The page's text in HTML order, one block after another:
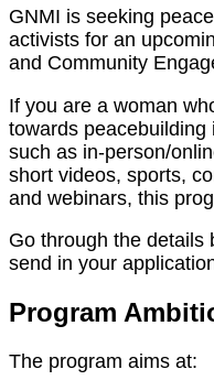
GNMI is seeking
activists for an
and Community
If you are a woman
towards
such as in-person/
short videos, sports,
and webinars, this
Go through the details
send in your
Program
The program aims at: